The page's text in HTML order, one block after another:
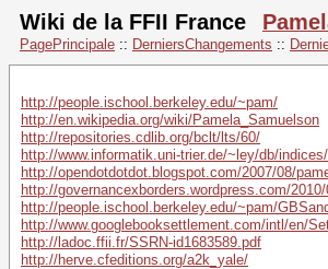
Wiki de la FFII France
PagePrincipale :: DerniersChangements ::
http://people.ischool.berkeley.edu/~pam/
http://en.wikipedia.org/wiki/Pamela_Samuelson
http://repositories.cdlib.org/bclt/lts/60/
http://www.informatik.uni-trier.de/~ley/db/
http://opendotdotdot.blogspot.com/2007/08/
http://governancexborders.wordpress.com/
http://people.ischool.berkeley.edu/~pam/
http://www.googlebooksettlement.com/intl/en/
http://ladoc.ffii.fr/SSRN-id1683589.pdf
http://herve.cfeditions.org/a2k_yale/